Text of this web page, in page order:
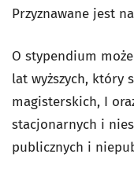
Przyznawane jest
O stypendium
lat wyższych, który
magisterskich, I
stacjonarnych i
publicznych i